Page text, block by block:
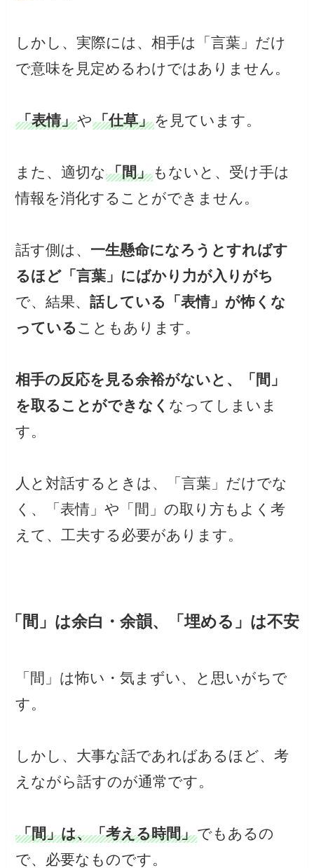
しかし、実際には、相手は「言葉」だけ
で意味を見定めるわけではありません。
「表情」や「仕草」を見ています。
また、適切な「間」 もないと、受け手は
情報を消化することができません。
話す側は、 一生懸命になろうとすればす
るほど「言葉」にばかり力が入りがち
で、結果、話している「表情」が怖くな
っている こともあります。
相手の反応を見る余裕がないと、「間」
を取ることができなく なってしまいま
す。
人と対話するときは、「言葉」だけでな
く、「表情」や「間」の取り方もよく考
えて、工夫する必要があります。
「間」は余白・余韻、「埋める」は不安
「間」は怖い・気まずい、と思いがちで
す。
しかし、大事な話であればあるほど、考
えながら話すのが通常です。
「間」は、「考える時間」でもあるの
で、必要なものです。